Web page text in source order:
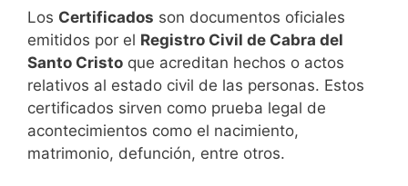
Los Certificados son documentos oficiales
emitidos por el Registro Civil de Cabra del
Santo Cristo que acreditan hechos o actos
relativos al estado civil de las personas. Estos
certificados sirven como prueba legal de
acontecimientos como el nacimiento,
matrimonio, defunción, entre otros.